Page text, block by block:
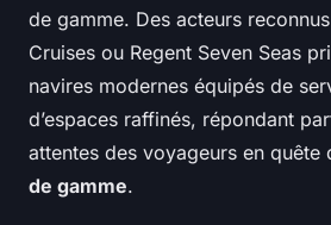
de gamme. Des acteurs
Cruises ou Regent Seven Seas
navires modernes équipés de
d’espaces raffinés, répondant
attentes des voyageurs en quête
de gamme.